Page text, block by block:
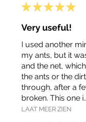
★ ★ ★ ★ ★
Very useful!
I used another
my ants, but it
and the net,
the ants or the
through, after a
broken. This one
LAAT MEER ZIEN